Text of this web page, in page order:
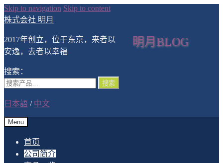
Skip to navigation Skip to content
株式会社 明月
明月BLOG
2017年创立，位于东京，来者以
安逸，去者以幸福
搜索：
搜索
日本語 / 中文
Menu
首页
公司简介